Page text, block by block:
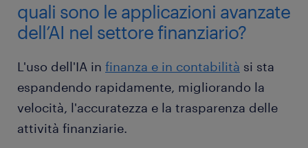
quali sono le applicazioni avanzate
dell’AI nel settore finanziario?
L'uso dell'IA in finanza e in contabilità si sta
espandendo rapidamente, migliorando la
velocità, l'accuratezza e la trasparenza delle
attività finanziarie.